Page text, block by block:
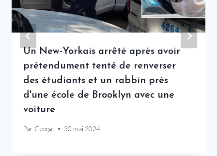
Un New-Yorkais arrêté après avoir
prétendument tenté de renverser
des étudiants et un rabbin près
d'une école de Brooklyn avec une
voiture
Par George 30 mai 2024